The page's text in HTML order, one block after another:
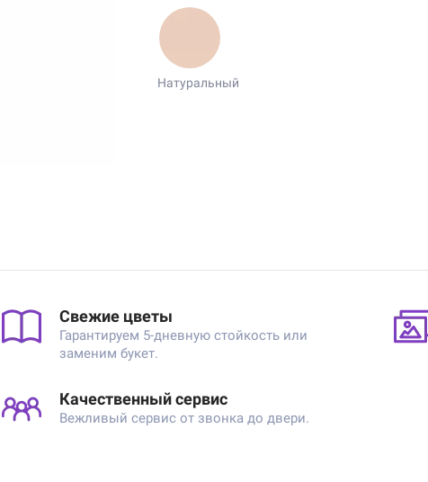
Натуральный
Свежие цветы
Гарантируем 5-дневную стойкость или
заменим букет.
Качественный сервис
Вежливый сервис от звонка до двери.